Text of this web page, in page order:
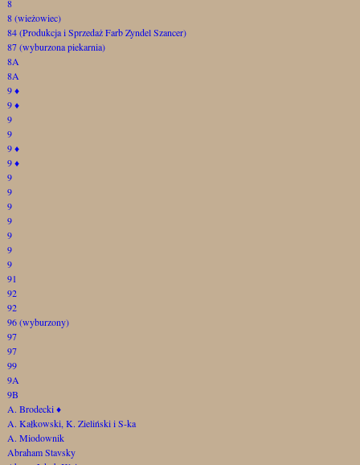
8
8 (wieżowiec)
84 (Produkcja i Sprzedaż Farb Zyndel Szancer)
87 (wyburzona piekarnia)
8A
8A
9♦
9♦
9
9
9♦
9♦
9
9
9
9
9
9
9
91
92
92
96 (wyburzony)
97
97
99
9A
9B
A. Brodecki♦
A. Kałkowski, K. Zieliński i S-ka
A. Miodownik
Abraham Stavsky